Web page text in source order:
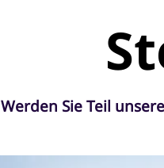
Werden Sie Teil